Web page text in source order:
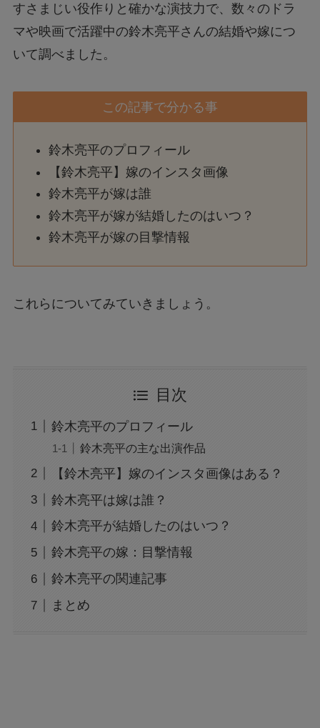
すさまじい役作りと確かな演技力で、数々のドラ
マや映画で活躍中の鈴木亮平さんの結婚や嫁につ
いて調べました。
この記事で分かる事
鈴木亮平のプロフィール
【鈴木亮平】嫁のインスタ画像
鈴木亮平が嫁は誰
鈴木亮平が嫁が結婚したのはいつ？
鈴木亮平が嫁の目撃情報
これらについてみていきましょう。
目次
鈴木亮平のプロフィール
鈴木亮平の主な出演作品
【鈴木亮平】嫁のインスタ画像はある？
鈴木亮平は嫁は誰？
鈴木亮平が結婚したのはいつ？
鈴木亮平の嫁：目撃情報
鈴木亮平の関連記事
まとめ